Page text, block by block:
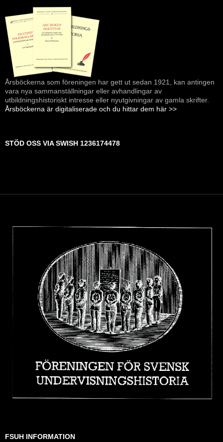
Årsböckerna som föreningen har gett ut sedan 1921, kan antingen
vara nya sammanställningar eller avhandlingar av
utbildningshistoriskt intresse eller nyutgivningar av gamla skrifter.
Årsböckerna är digitaliserade och du hittar dem här >>
STÖD OSS VIA SWISH 1236174478
FSUH INFORMATION